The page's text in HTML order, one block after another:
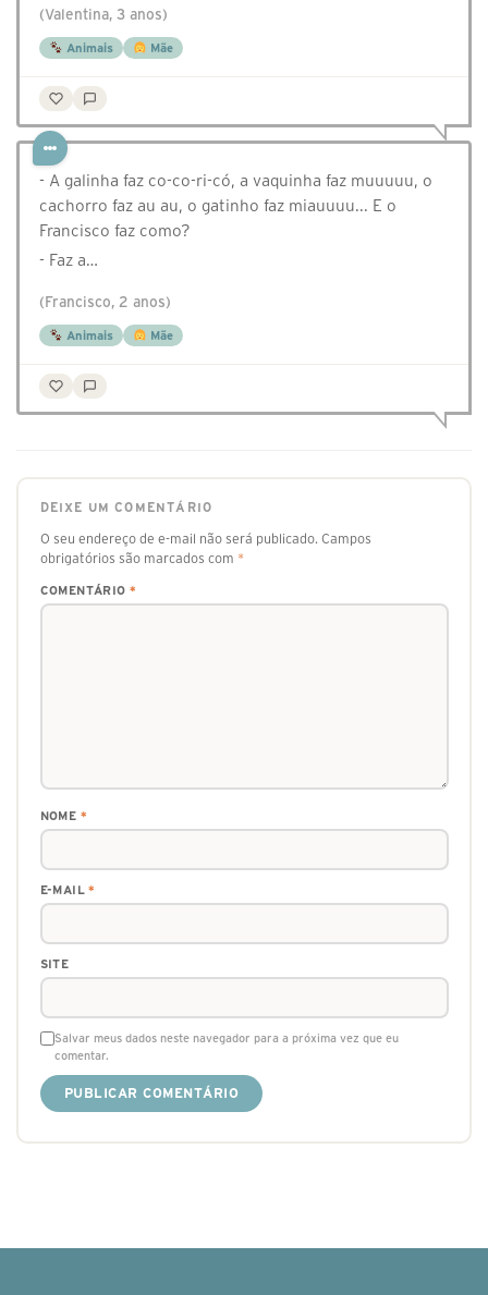
(Valentina, 3 anos)
Animais Mãe
- A galinha faz co-co-ri-có, a vaquinha faz muuuuu, o
cachorro faz au au, o gatinho faz miauuuu... E o
Francisco faz como?
- Faz a…
(Francisco, 2 anos)
Animais Mãe
DEIXE UM COMENTÁRIO
O seu endereço de e-mail não será publicado. Campos
obrigatórios são marcados com *
COMENTÁRIO *
NOME *
E-MAIL*
SITE
Salvar meus dados neste navegador para a próxima vez que eu
comentar.